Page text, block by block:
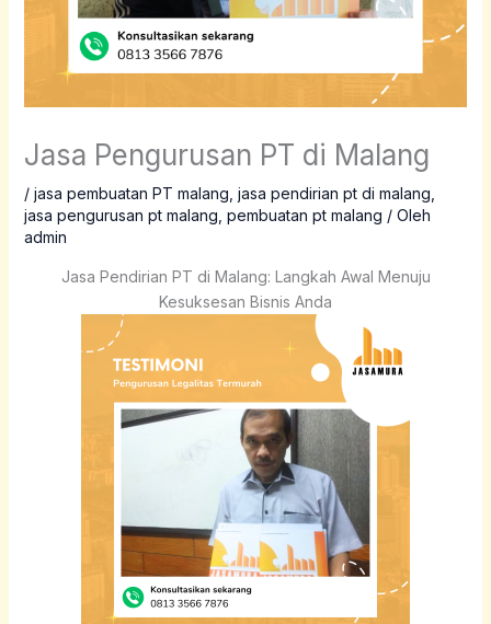
Jasa Pengurusan PT di Malang
/ jasa pembuatan PT malang jasa pendirian pt di malang
jasa pengurusan pt malang pembuatan pt malang / Oleh
admin
Jasa Pendirian PT di Malang: Langkah Awal Menuju
Kesuksesan Bisnis Anda